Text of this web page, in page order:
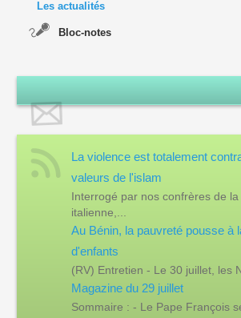
Les actualités
Bloc-notes
La violence est totalement
valeurs de l'islam
Interrogé par nos confrères de
italienne,...
Au Bénin, la pauvreté pousse à
d'enfants
(RV) Entretien - Le 30 juillet, les
Magazine du 29 juillet
Sommaire : - Le Pape François